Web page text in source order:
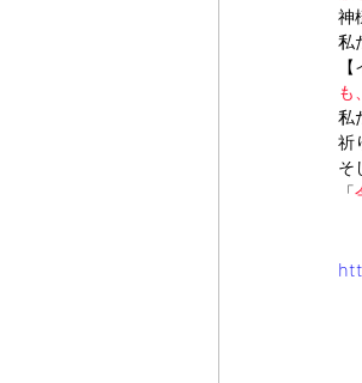
神
私
も
私
祈
そ
「